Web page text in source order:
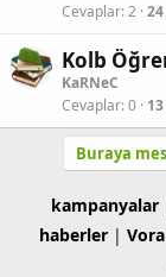
Cevaplar 2
Kolb
KaRNeC
Cevaplar 0
Buraya
kampanyalar
haberler| Vora